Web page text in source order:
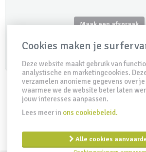
Maak een afspraak
IDD Richtlijn Disclaimer Privacy clausule
Created by Insucommerce
Cookies maken je
Deze website maakt gebruik van
analystische en marketingcookies.
verzamelen anonieme gegevens over
waarmee we de website beter laten
jouw interesses aanpassen.
Lees meer in ons cookiebeleid.
Alle cookies